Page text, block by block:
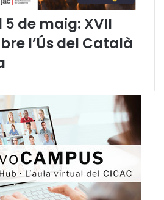
5 de maig: XVII
l’Ús del Català